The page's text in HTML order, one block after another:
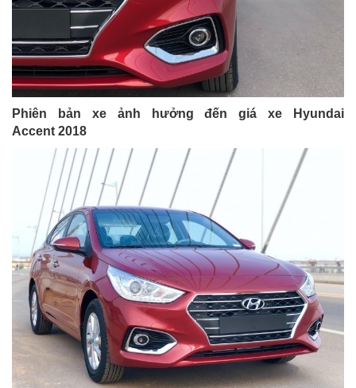
Phiên bản xe ảnh hưởng đến giá xe Hyundai
Accent 2018